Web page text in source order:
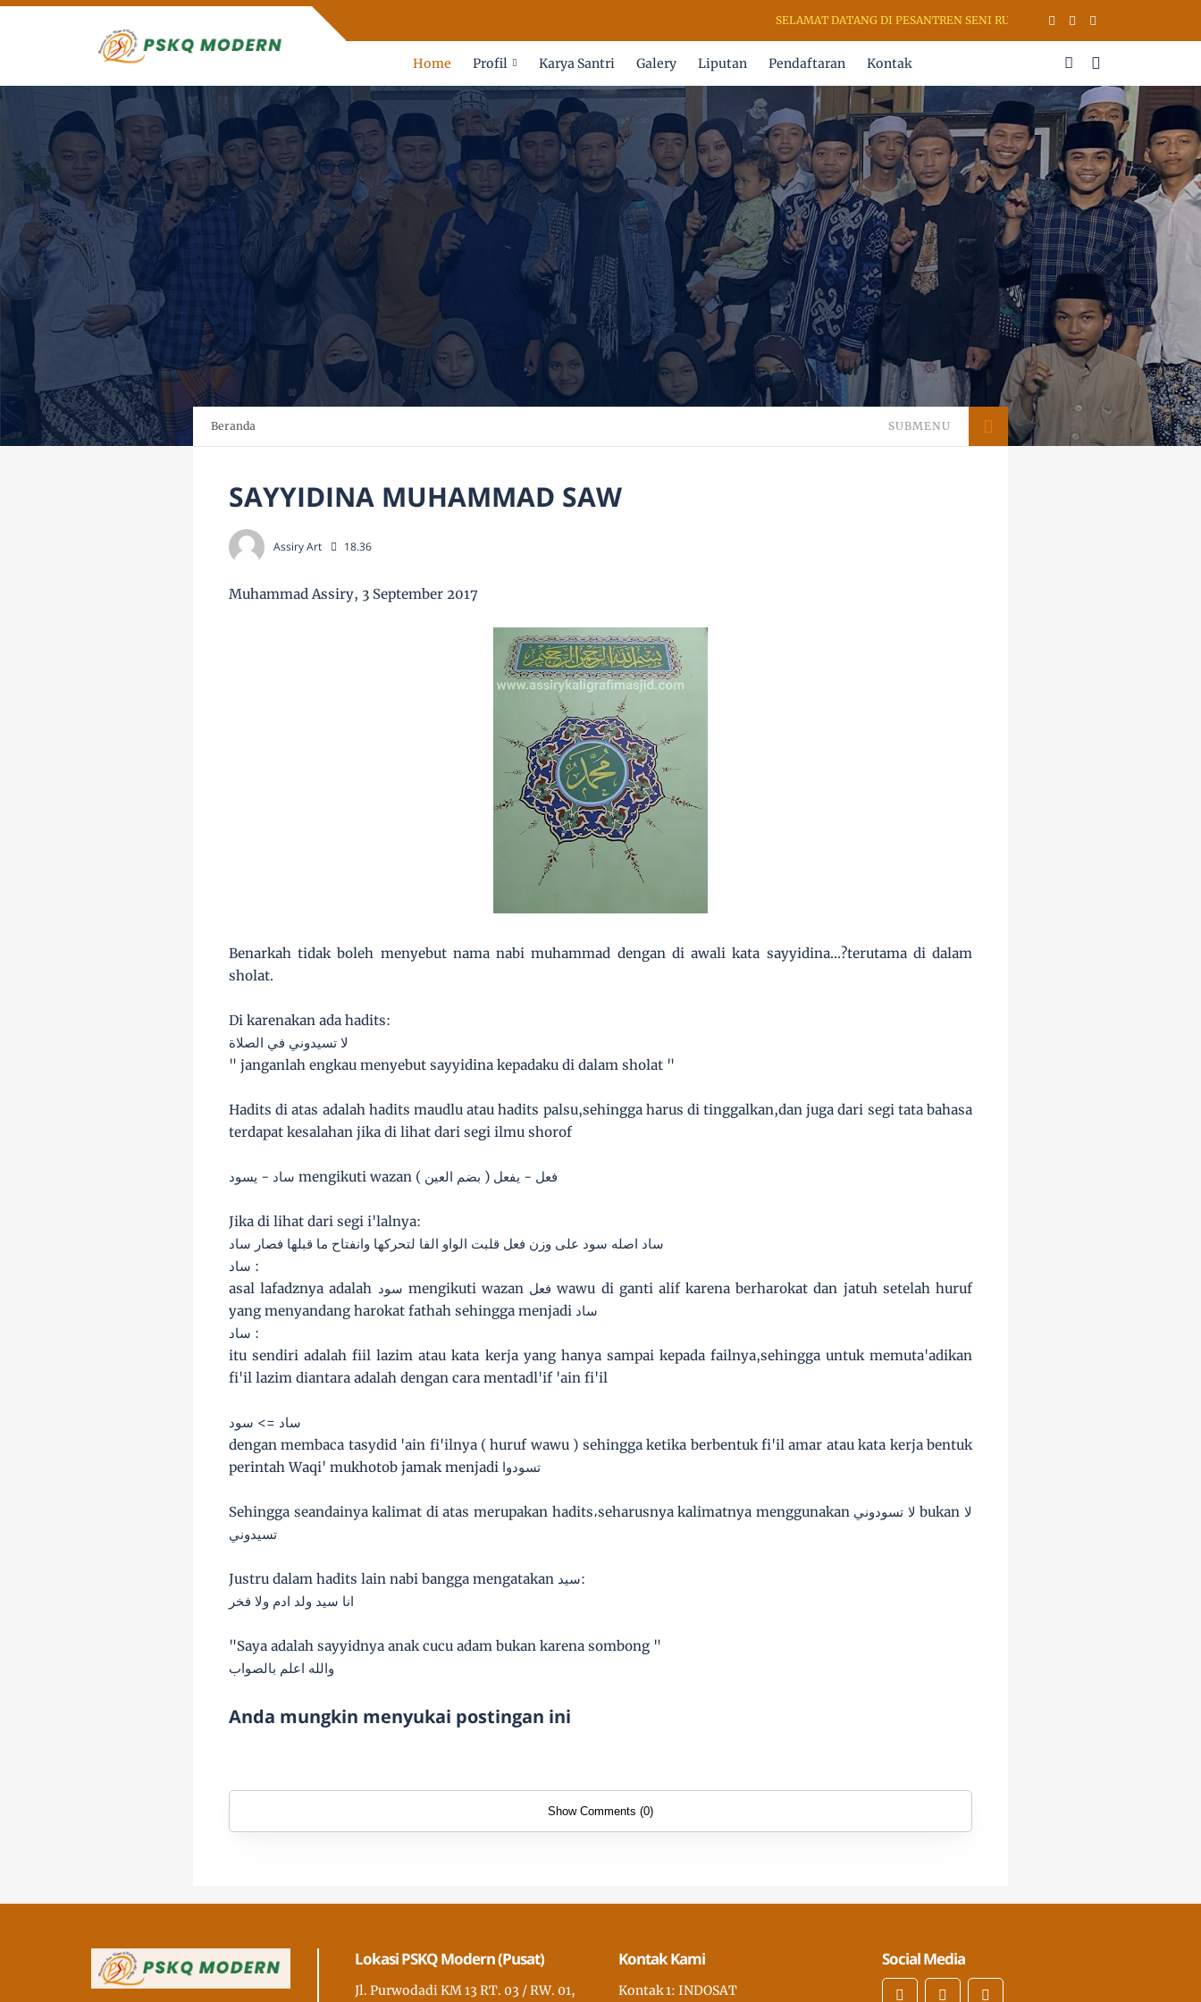
SELAMAT DATANG DI PESANTREN SENI RUPA & KALIGRAFI AL QURAN (PSKQ
Home Profil Karya Santri Galery Liputan Pendaftaran Kontak
Beranda SUBMENU
SAYYIDINA MUHAMMAD SAW
Assiry Art 18.36
Muhammad Assiry, 3 September 2017
Benarkah tidak boleh menyebut nama nabi muhammad dengan di awali kata sayyidina...?terutama di dalam
sholat.
Di karenakan ada hadits:
لا تسيدوني في الصلاة
" janganlah engkau menyebut sayyidina kepadaku di dalam sholat "
Hadits di atas adalah hadits maudlu atau hadits palsu,sehingga harus di tinggalkan,dan juga dari segi tata bahasa
terdapat kesalahan jika di lihat dari segi ilmu shorof
ساد - يسود mengikuti wazan فعل - يفعل ( بضم العين )
Jika di lihat dari segi i'lalnya:
ساد اصله سود على وزن فعل قلبت الواو الفا لتحركها وانفتاح ما قبلها فصار ساد
ساد :
asal lafadznya adalah سود mengikuti wazan فعل wawu di ganti alif karena berharokat dan jatuh setelah huruf
yang menyandang harokat fathah sehingga menjadi ساد
ساد :
itu sendiri adalah fiil lazim atau kata kerja yang hanya sampai kepada failnya,sehingga untuk memuta'adikan
fi'il lazim diantara adalah dengan cara mentadl'if 'ain fi'il
ساد => سود
dengan membaca tasydid 'ain fi'ilnya ( huruf wawu ) sehingga ketika berbentuk fi'il amar atau kata kerja bentuk
perintah Waqi' mukhotob jamak menjadi تسودوا
Sehingga seandainya kalimat di atas merupakan hadits،seharusnya kalimatnya menggunakan لا تسودوني bukan لا
تسيدوني
Justru dalam hadits lain nabi bangga mengatakan سيد:
انا سيد ولد ادم ولا فخر
"Saya adalah sayyidnya anak cucu adam bukan karena sombong "
والله اعلم بالصواب
Anda mungkin menyukai postingan ini
Show Comments (0)
Lokasi PSKQ Modern (Pusat)
Jl. Purwodadi KM 13 RT. 03 / RW. 01,
Kontak Kami
Kontak 1: INDOSAT
Social Media